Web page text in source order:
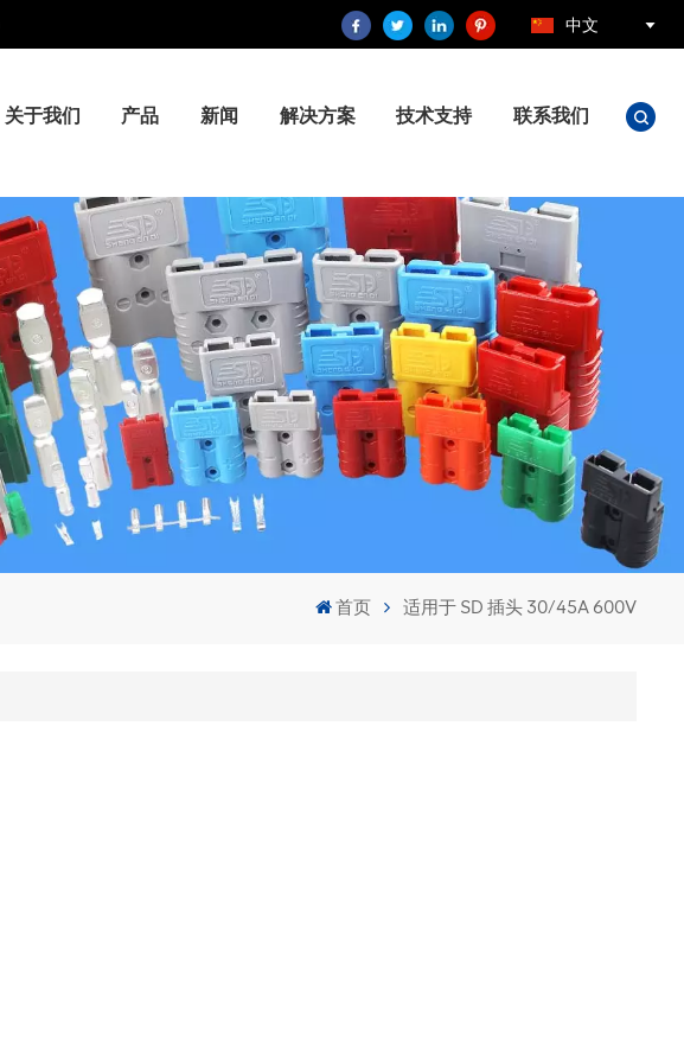
中文
关于我们 产品 新闻 解决方案 技术支持 联系我们
首页 适用于 SD 插头 30/45A 600V